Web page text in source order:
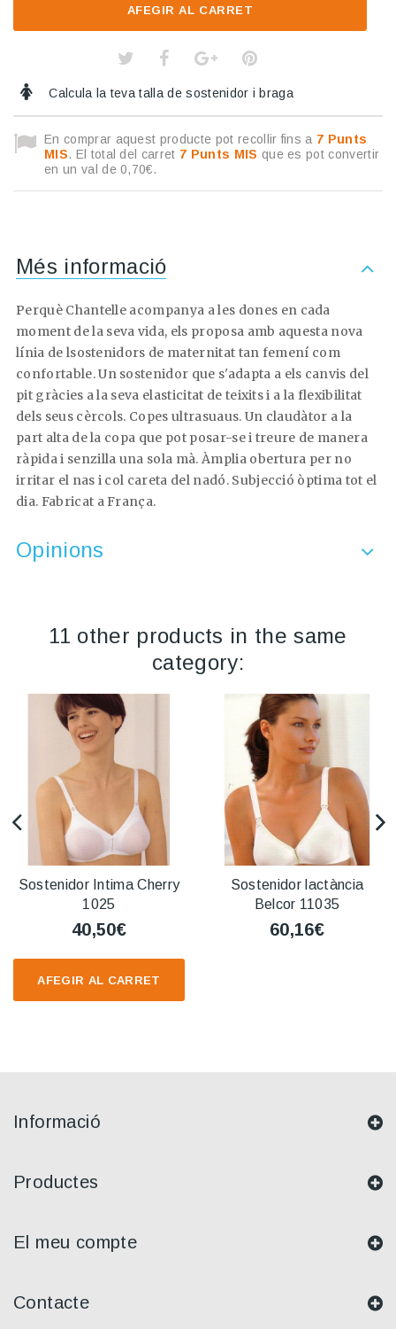
AFEGIR AL CARRET
Calcula la teva talla de sostenidor i braga
En comprar aquest producte pot recollir fins a 7 Punts
MIS. El total del carret 7 Punts MIS que es pot convertir
en un val de0,70€.
Més informació
Perquè Chantelle acompanya ales dones en cada
moment de la seva vida, els proposa amb aquesta nova
línia de lsostenidors de maternitat tan femení com
confortable.Un sostenidor que s'adapta a els canvis del
pitgràcies a la seva elasticitat de teixitsi a la flexibilitat
dels seus cèrcols. Copesultrasuaus. Un claudàtor a la
part alta de la copa que potposar-se i treure de manera
ràpidai senzilla una sola mà. Àmplia obertura per no
irritar el nas i col careta delnadó. Subjecció òptima tot el
dia. Fabricat a França.
Opinions
11 other products in the same
category:
AFEGIR AL CARRET
Sostenidor Intima Cherry
1025
40,50€
Sostenidor lactància
Belcor 11035
60,16€
Informació
Productes
El meu compte
Contacte